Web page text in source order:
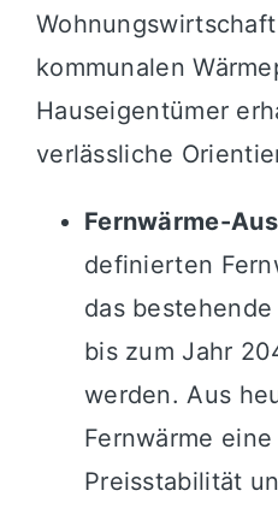
kommunalen
Hauseigentümer
verlässliche
Fernwärme-
definierten
das
bis zum Jahr
werden. Aus
Fernwärme
Preisstabilität